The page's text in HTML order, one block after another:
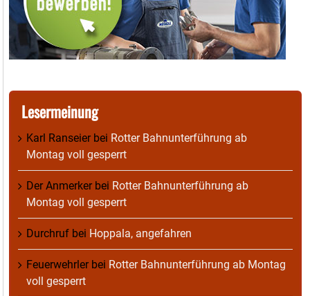
Lesermeinung
Karl Ranseierbei Rotter Bahnunterführung ab
Montag voll gesperrt
Der Anmerkerbei Rotter Bahnunterführung ab
Montag voll gesperrt
Durchruf bei Hoppala, angefahren
Feuerwehrlerbei Rotter Bahnunterführung ab Montag
voll gesperrt